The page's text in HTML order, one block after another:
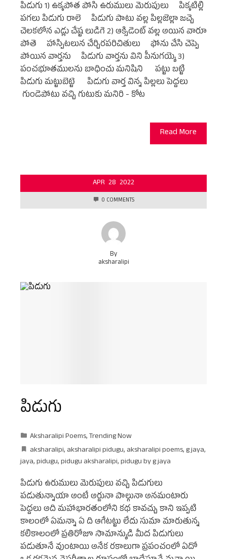
పిడుగు 1) ఉక్కపోత పోసి ఉరుములు మెరుపులు పిక్కటిల్లి
పగలు పిడుగు రాలె పిడుగు పాటు వల్ల పిల్లజెల్లా జచ్చె
చెలకలోన ఎడ్లు చేష్ట లుడిగె 2) ఆక్సిడెంట్ వల్ల అయిన వారూ
పోతె హాస్పిటలున చేర్చిరపరిచితులు ఫోను చేసి చెప్పె
పోయిన వార్తను పిడుగు వార్తను విని పీనుగయ్యె 3)
పంచభూతములను బాధించు మనిషిని పట్టు బట్టి
పిడుగు మట్టుబెట్టె పిడుగు వార్త విన్న పిల్లలు పెద్దలు
గుండెపోటు వచ్చి గుటుకు మనిరి - కోట
Read More
APR 28 2022
0 COMMENTS
By
aksharalipi
పిడుగు
Aksharalipi Poems,Trending Now
aksharalipi, aksharalipi pidugu, aksharalipi poems, g jaya,
jaya,pidugu,pidugu aksharalipi,pidugu by g jaya
పిడుగు ఉరుములు మెరుపులు వచ్చి పిడుగులు
పడుతున్నాయా అంటే అర్జునా పాల్గునా అనమంటారు
పెద్దలు అది మహాభారతంలోని కథ కావచ్చు కాని ఇప్పటి
కాలంలో ఏమన్నా ఏ ది ఆగేటట్టు లేదు సుమా మారుతున్న
కలికాలంలో ప్రతిరోజూ సామాన్యుడి మీద పిడుగులు
పడుతూనే వుంటాయి అనేక రకాలుగా ప్రపంచంలో ఏదో